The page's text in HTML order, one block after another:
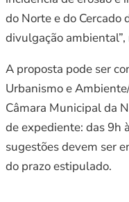
do Norte e do Cercado
divulgação
A proposta pode ser
Urbanismo e
Câmara Municipal da
de expediente: das 9h
sugestões devem ser
do prazo estipulado.